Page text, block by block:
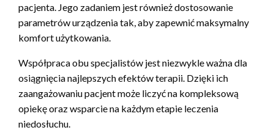
pacjenta. Jego zadaniem jest również dostosowanie
parametrów urządzenia tak, aby zapewnić maksymalny
komfort użytkowania.
Współpraca obu specjalistów jest niezwykle ważna dla
osiągnięcia najlepszych efektów terapii. Dzięki ich
zaangażowaniu pacjent może liczyć na kompleksową
opiekę oraz wsparcie na każdym etapie leczenia
niedosłuchu.